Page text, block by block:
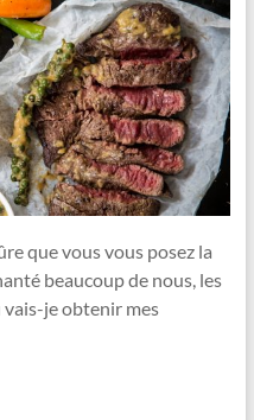
que vous vous posez la
beaucoup de nous, les
vais-je obtenir mes